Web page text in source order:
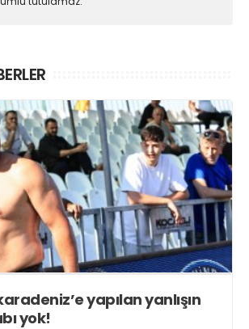
yapılan yanlışın
yok!